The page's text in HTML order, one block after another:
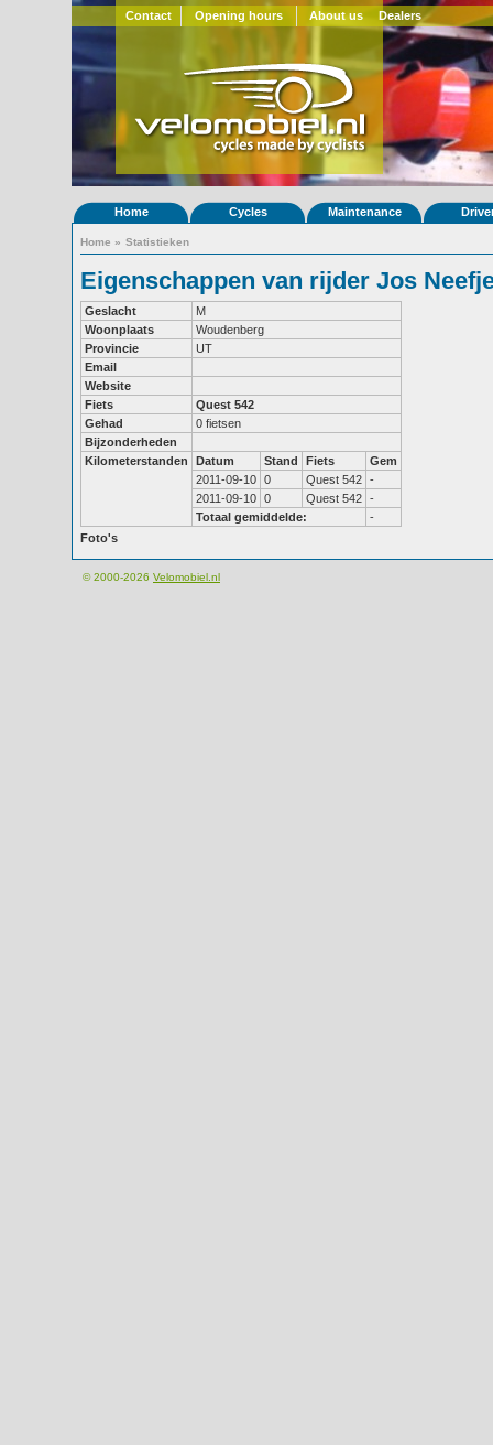
Contact Opening hours About us Dealers
Home Cycles Maintenance
Home » Statistieken
Eigenschappen van rijder Jos
Geslacht
M
Woonplaats
Woudenberg
Provincie
UT
Email
Website
Fiets
Quest 542
Gehad
0 fietsen
Bijzonderheden
Kilometerstanden
Datum Stand Fiets
Gem
2011-09-10 0 Quest 542 -
2011-09-10 0 Quest 542 -
Totaal gemiddelde:
-
Foto's
© 2000-2026 Velomobiel.nl